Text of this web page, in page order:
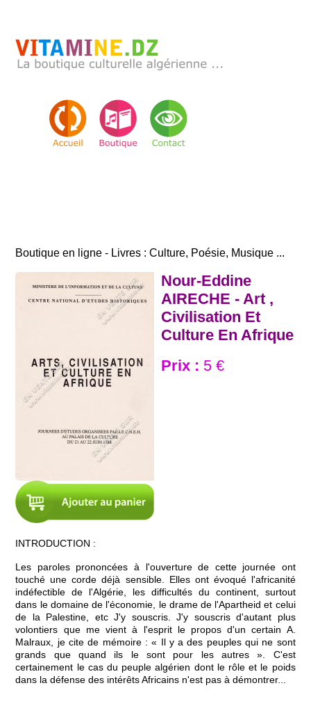
Boutique en ligne - Livres : Culture, Poésie, Musique ...
Nour-Eddine
AIRECHE - Art ,
Civilisation Et
Culture En Afrique
Prix : 5 €
INTRODUCTION :
Les paroles prononcées à l'ouverture de cette journée ont
touché une corde déjà sensible. Elles ont évoqué l'africanité
indéfectible de l'Algérie, les difficultés du continent, surtout
dans le domaine de l'économie, le drame de l'Apartheid et celui
de la Palestine, etc J'y souscris. J'y souscris d'autant plus
volontiers que me vient à l'esprit le propos d'un certain A.
Malraux, je cite de mémoire : « Il y a des peuples qui ne sont
grands que quand ils le sont pour les autres ». C'est
certainement le cas du peuple algérien dont le rôle et le poids
dans la défense des intérêts Africains n'est pas à démontrer...